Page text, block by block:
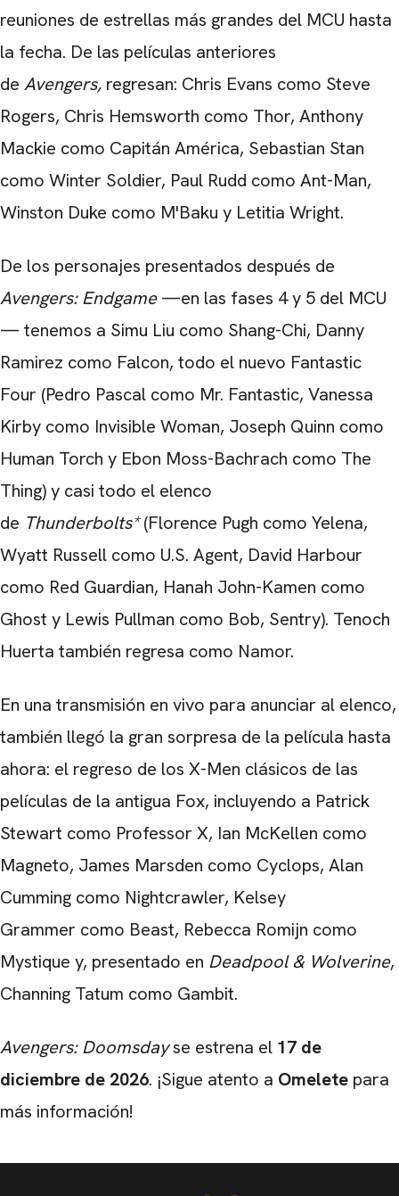
reuniones de estrellas más grandes del MCU hasta
la fecha. De las películas anteriores
de Avengers, regresan: Chris Evans como Steve
Rogers, Chris Hemsworth como Thor, Anthony
Mackie como Capitán América, Sebastian Stan
como Winter Soldier, Paul Rudd como Ant-Man,
Winston Duke como M'Baku y Letitia Wright.
De los personajes presentados después de
Avengers: Endgame—en las fases 4 y 5 del MCU
— tenemos a Simu Liu como Shang-Chi, Danny
Ramirez como Falcon, todo el nuevo Fantastic
Four (Pedro Pascal como Mr. Fantastic, Vanessa
Kirby como Invisible Woman, Joseph Quinn como
Human Torch y Ebon Moss-Bachrach como The
Thing) y casi todo el elenco
de Thunderbolts*(Florence Pugh como Yelena,
Wyatt Russell como U.S. Agent, David Harbour
como Red Guardian, Hanah John-Kamen como
Ghost y Lewis Pullman como Bob, Sentry). Tenoch
Huerta también regresa como Namor.
En una transmisión en vivo para anunciar al elenco,
también llegó la gran sorpresa de la película hasta
ahora: el regreso de los X-Men clásicos de las
películas de la antigua Fox, incluyendo a Patrick
Stewart como Professor X, Ian McKellen como
Magneto, James Marsden como Cyclops, Alan
Cumming como Nightcrawler, Kelsey
Grammer como Beast, Rebecca Romijn como
Mystique y, presentado en Deadpool & Wolverine,
Channing Tatum como Gambit.
Avengers: Doomsdayse estrena el 17 de
diciembre de 2026. ¡Sigue atento a Omelete para
más información!
CARREGANDO PUBLICIDADE